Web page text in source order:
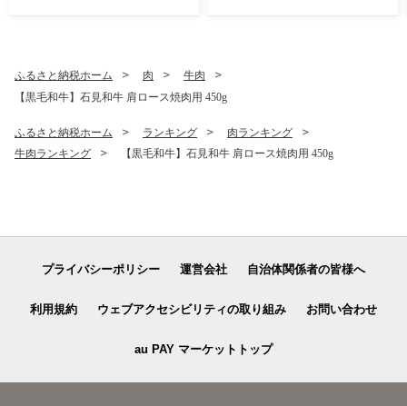
ふるさと納税ホーム 肉
牛肉
【黒毛和牛】石見和牛 肩ロース焼肉用 450g
ふるさと納税ホーム ランキング
肉ランキング
牛肉ランキング
【黒毛和牛】石見和牛 肩ロース焼肉用 450g
プライバシーポリシー 運営会社 自治体関係者の皆様へ
利用規約 ウェブアクセシビリティの取り組み お問い合わせ
au PAY マーケットトップ